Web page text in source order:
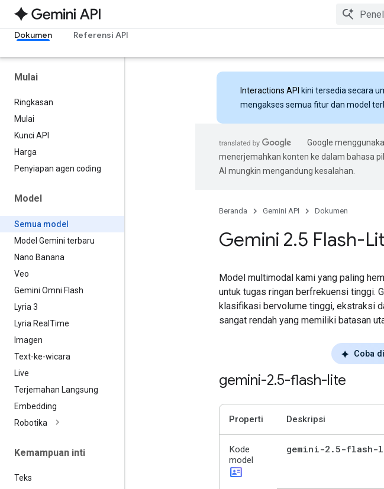
Dokumen Referensi API
Mulai
Ringkasan
Mulai
Kunci API
Harga
Penyiapan agen coding
Model
Semua model
Model Gemini terbaru
Nano Banana
Veo
Gemini Omni Flash
Lyria 3
Lyria Real Time
Imagen
Text-ke-wicara
Live
Terjemahan Langsung
Embedding
Robotika
Kemampuan inti
Teks
Interactions API kini tersedia secara
mengakses semua fitur dan model
Google
menerjemahkan konten ke dalam bahasa
AI mungkin mengandung kesalahan.
Beranda Gemini API Dokumen
Gemini 2.5 Flash-
Model multimodal kami yang paling
untuk tugas ringan berfrekuensi tinggi.
klasifikasi bervolume tinggi, ekstraksi
sangat rendah yang memiliki batasan
Coba
gemini-2.5-flash-lite
Properti Deskripsi
Kode
model
id_card
gemini-2 .5-